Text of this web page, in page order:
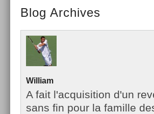
Blog Archives
William
A fait l'acquisition d'un
sans fin pour la famille